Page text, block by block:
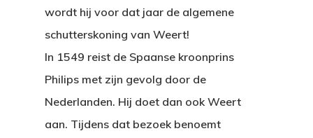
wordt hij voor dat jaar de algemene
schutterskoning van Weert!
In 1549 reist de Spaanse kroonprins
Philips met zijn gevolg door de
Nederlanden. Hij doet dan ook Weert
aan. Tijdens dat bezoek benoemt